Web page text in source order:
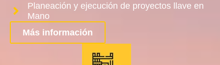
Planeación y ejecución de proyectos llave en
Mano
Más información